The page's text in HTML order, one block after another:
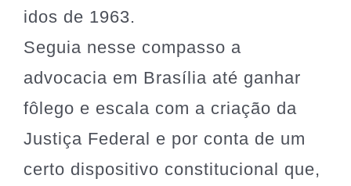
idos de 1963.
Seguia nesse compasso a
advocacia em Brasília até ganhar
fôlego e escala com a criação da
Justiça Federal e por conta de um
certo dispositivo constitucional que,